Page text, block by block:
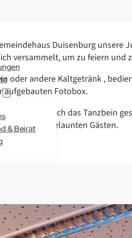
& Beirat
Duisenburg unsere
versammelt, um zu feiern und
oder andere Kaltgetränk ,
aufgebauten Fotobox.
dann noch das Tanzbein
vielen gut gelaunten Gästen.